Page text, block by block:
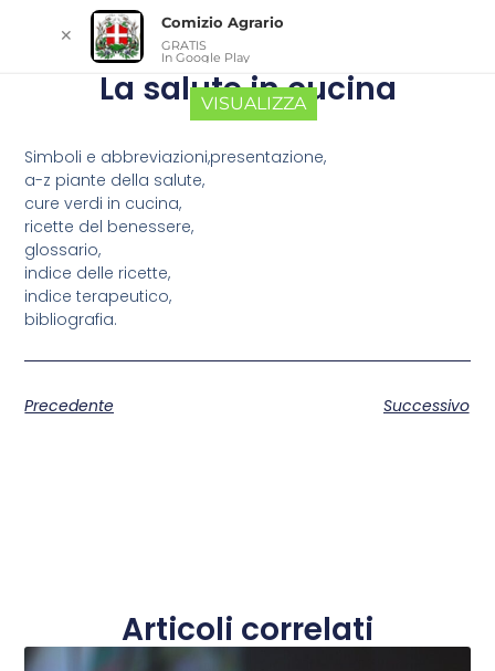
La salute in cucina
Simboli e abbreviazioni,presentazione,
a-z piante della salute,
cure verdi in cucina,
ricette del benessere,
glossario,
indice delle ricette,
indice terapeutico,
bibliografia.
Precedente Successivo
Articoli correlati
✕
Comizio Agrario
GRATIS
In Google Play
VISUALIZZA